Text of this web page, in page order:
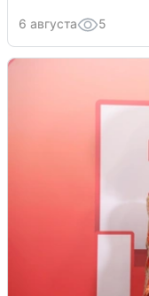
6 августа 5